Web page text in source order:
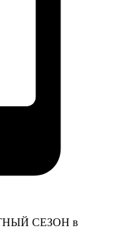
СЕЗОН в